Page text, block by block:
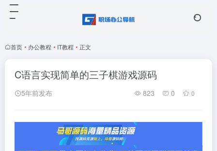
首页 • 办公教程 • IT教程 • 正文
C语言实现简单的三子棋游戏源码
5年前发布 823 0 0